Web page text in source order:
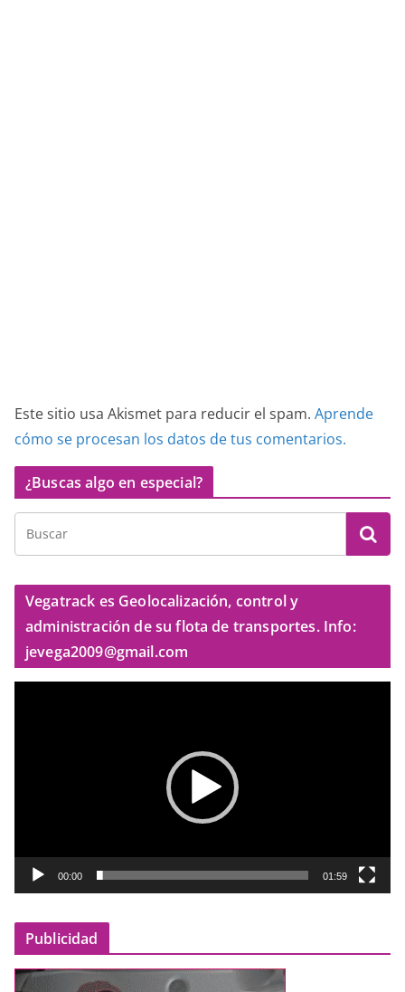
Este sitio usa Akismet para reducir el spam. Aprende
cómo se procesan los datos de tus comentarios.
¿Buscas algo en especial?
Vegatrack es Geolocalización, control y
administración de su flota de transportes. Info:
jevega2009@gmail.com
o
r
v
00:00 01:59
Publicidad